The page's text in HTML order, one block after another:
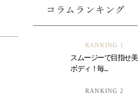
コラムランキング
RANKING 1
スムージーで目指せ美
ボディ！毎...
RANKING 2